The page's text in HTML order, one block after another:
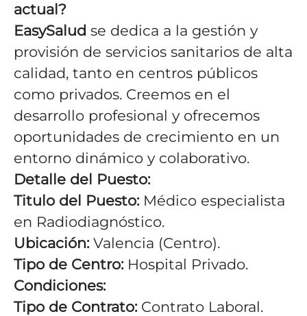
actual?
EasySalud se dedica a la gestión y
provisión de servicios sanitarios de alta
calidad, tanto en centros públicos
como privados. Creemos en el
desarrollo profesional y ofrecemos
oportunidades de crecimiento en un
entorno dinámico y colaborativo.
Detalle del Puesto:
Titulo del Puesto: Médico especialista
en Radiodiagnóstico.
Ubicación: Valencia (Centro).
Tipo de Centro: Hospital Privado.
Condiciones:
Tipo de Contrato: Contrato Laboral.